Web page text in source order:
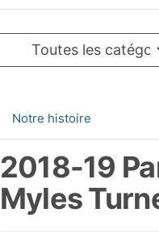
Notre histoire
2018-19
Myles